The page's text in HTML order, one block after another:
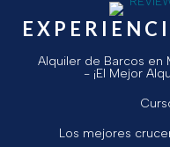
Alquiler de Barcos en
- ¡El Mejor
Los mejores